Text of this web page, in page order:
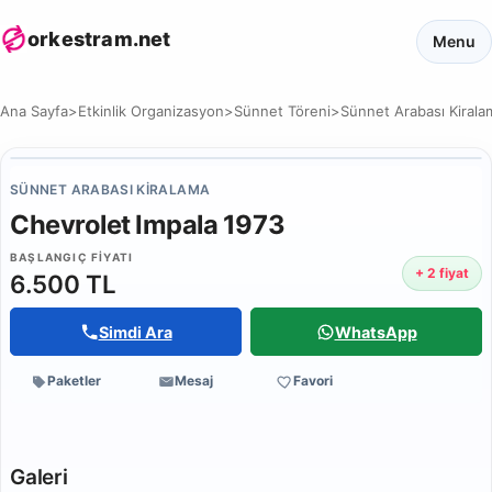
orkestram.net Menu
Ana Sayfa>Etkinlik Organizasyon>Sünnet Töreni>Sünnet Arabası
SÜNNET ARABASI KIRALAMA
Chevrolet Impala 1973
BAŞLANGIÇ FIYATI
6.500 TL + 2 fiyat
Simdi Ara WhatsApp
Paketler Mesaj Favori
Galeri